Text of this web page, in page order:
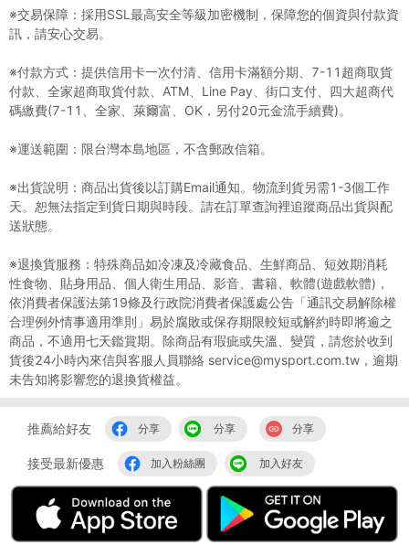
※交易保障：採用SSL最高安全等級加密機制，保障您的個資與付款資
訊，請安心交易。
※付款方式：提供信用卡一次付清、信用卡滿額分期、7-11超商取貨
付款、全家超商取貨付款、ATM、Line Pay、街口支付、四大超商代
碼繳費(7-11、全家、萊爾富、OK，另付20元金流手續費)。
※運送範圍：限台灣本島地區，不含郵政信箱。
※出貨說明：商品出貨後以訂購Email通知。物流到貨另需1-3個工作
天。恕無法指定到貨日期與時段。請在訂單查詢裡追蹤商品出貨與配
送狀態。
※退換貨服務：特殊商品如冷凍及冷藏食品、生鮮商品、短效期消耗
性食物、貼身用品、個人衛生用品、影音、書籍、軟體(遊戲軟體)，
依消費者保護法第19條及行政院消費者保護處公告「通訊交易解除權
合理例外情事適用準則」易於腐敗或保存期限較短或解約時即將逾之
商品，不適用七天鑑賞期。除商品有瑕疵或失溫、變質，請您於收到
貨後24小時內來信與客服人員聯絡 service@mysport.com.tw，逾期
未告知將影響您的退換貨權益。
推薦給好友 分享 分享 分享
接受最新優惠 加入粉絲團 加入好友